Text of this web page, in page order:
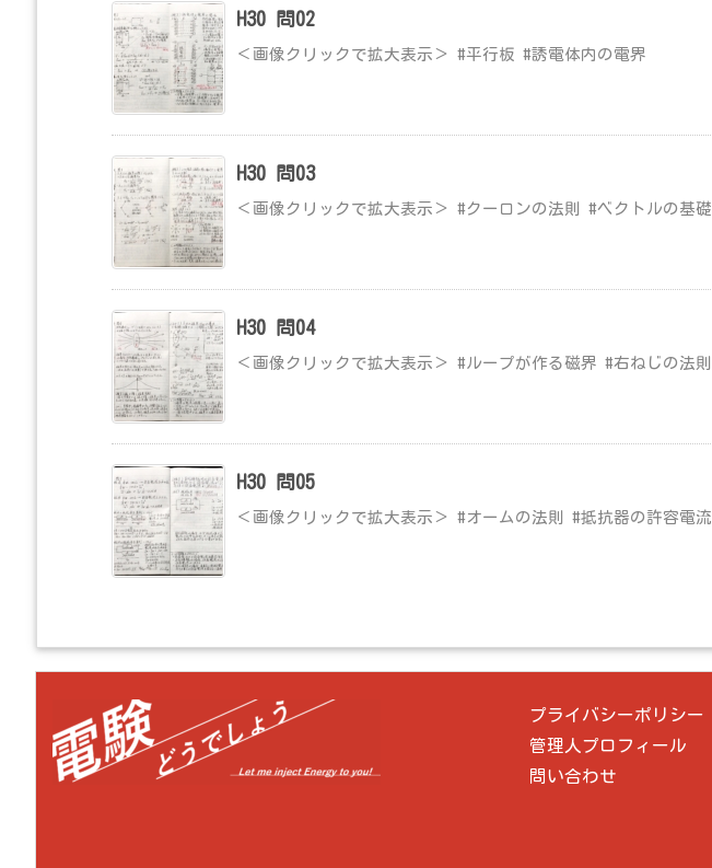
H30 問02
＜画像クリックで拡大表示＞ #平行板 #誘電体内の電界
H30 問03
＜画像クリックで拡大表示＞ #クーロンの法則 #ベクトルの基礎
H30 問04
＜画像クリックで拡大表示＞ #ループが作る磁界 #右ねじの法則
H30 問05
＜画像クリックで拡大表示＞ #オームの法則 #抵抗器の許容電流
プライバシーポリシー
管理人プロフィール
問い合わせ